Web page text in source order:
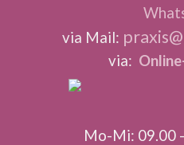
Mo-Mi: 09.00
via Mail:
via: